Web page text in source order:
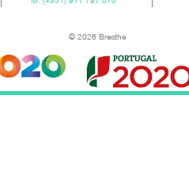
© 2026 Breathe